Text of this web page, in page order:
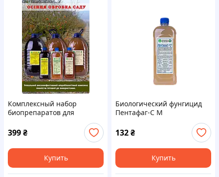
Комплексный набор
биопрепаратов для
(Троходермин-М, Планриз-
М, Метаризин-М)
399₴
Купить
Биологический фунгицид
Пентафаг-С М
(профилактика и лечение
бактериозов, парши,
мучнистой росы)
132₴
Купить